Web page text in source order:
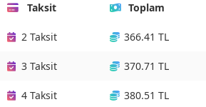
Taksit Toplam
2 Taksit 366.41 TL
3 Taksit 370.71 TL
4 Taksit 380.51 TL